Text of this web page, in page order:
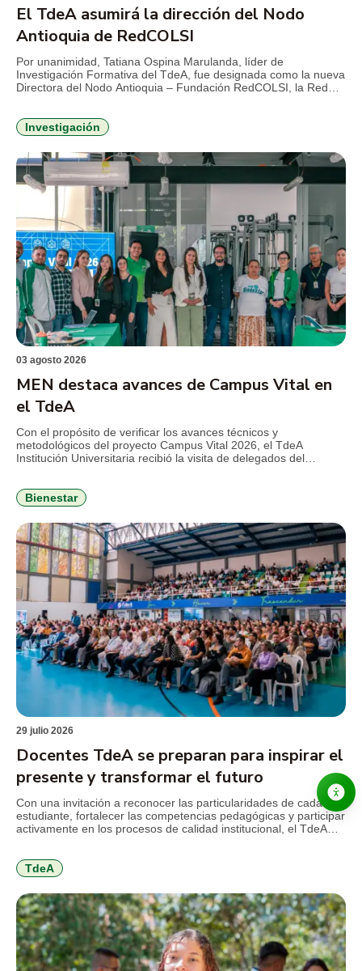
El TdeA asumirá la dirección del Nodo
Antioquia de RedCOLSI
Por unanimidad, Tatiana Ospina Marulanda, líder de
Investigación Formativa del TdeA, fue designada como la nueva
Directora del Nodo Antioquia – Fundación RedCOLSI, la Red
Institución Universitaria asume la máxima coordinación
estratégica en la región. La […]
Investigación
03 agosto 2026
MEN destaca avances de Campus Vital en
el TdeA
Con el propósito de verificar los avances técnicos y
metodológicos del proyecto Campus Vital 2026, el TdeA
Institución Universitaria recibió la visita de delegados del
estudiantil y consolidar estrategias de bienestar con enfoque
integral. Durante la jornada, el […]
Bienestar
29 julio 2026
Docentes TdeA se preparan para inspirar el
presente y transformar el futuro
Con una invitación a reconocer las particularidades de cada
estudiante, fortalecer las competencias pedagógicas y participar
activamente en los procesos de calidad institucional, el TdeA
docentes nuevos y antiguos alrededor de los principales retos
que plantea […]
TdeA